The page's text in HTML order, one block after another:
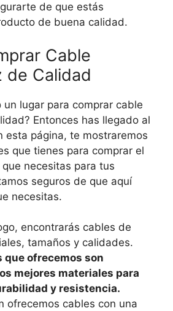
de que estás
de buena calidad.
Cable
de Calidad
un lugar para comprar cable
Entonces has llegado al
esta página, te mostraremos
que tienes para comprar el
necesitas para tus
seguros de que aquí
necesitas.
encontrarás cables de
tamaños y calidades.
que ofrecemos son
mejores materiales para
y resistencia.
ofrecemos cables con una